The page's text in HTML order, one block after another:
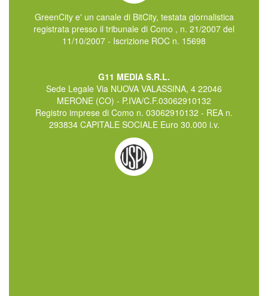
GreenCity e' un canale di BitCity, testata giornalistica
registrata presso il tribunale di Como , n. 21/2007 del
11/10/2007 - Iscrizione ROC n. 15698
G11 MEDIA S.R.L.
Sede Legale Via NUOVA VALASSINA, 4 22046
MERONE (CO) - P.IVA/C.F.03062910132
Registro imprese di Como n. 03062910132 - REA n.
293834 CAPITALE SOCIALE Euro 30.000 i.v.